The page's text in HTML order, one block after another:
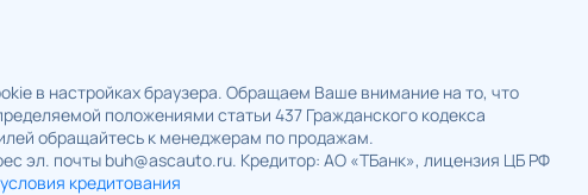
в настройках браузера. Обращаем Ваше внимание на то, что
положениями статьи 437 Гражданского кодекса
обращайтесь к менеджерам по продажам.
эл. почты buh@ascauto.ru. Кредитор: АО «ТБанк», лицензия ЦБ РФ
кредитования